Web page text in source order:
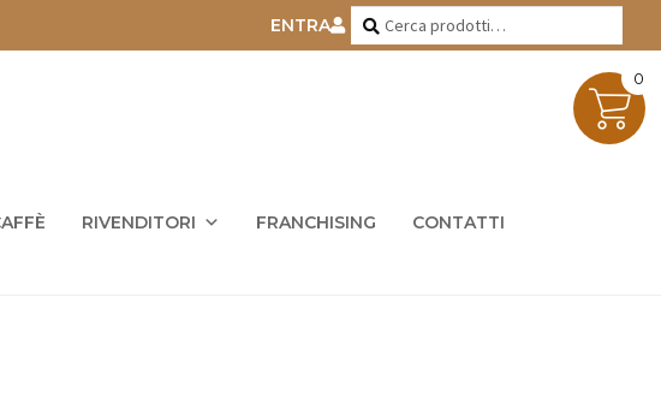
ENTRA Cerca:
Cerca
RIVENDITORI FRANCHISING CONTATTI
0